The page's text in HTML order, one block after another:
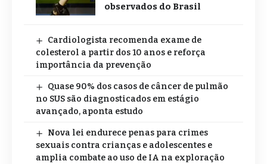
observados do Brasil
Cardiologista recomenda exame de
colesterol a partir dos 10 anos e reforça
importância da prevenção
Quase 90% dos casos de câncer de pulmão
no SUS são diagnosticados em estágio
avançado, aponta estudo
Nova lei endurece penas para crimes
sexuais contra crianças e adolescentes e
amplia combate ao uso de IA na exploração